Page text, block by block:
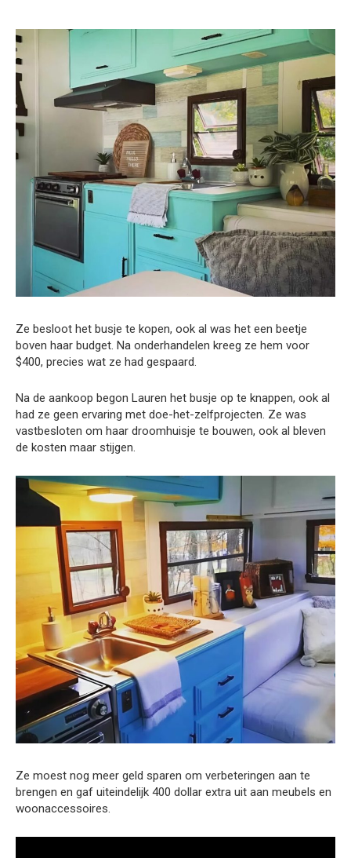
Ze besloot het busje te kopen, ook al was het een beetje
boven haar budget. Na onderhandelen kreeg ze hem voor
$400, precies wat ze had gespaard.
Na de aankoop begon Lauren het busje op te knappen, ook al
had ze geen ervaring met doe-het-zelfprojecten. Ze was
vastbesloten om haar droomhuisje te bouwen, ook al bleven
de kosten maar stijgen.
Ze moest nog meer geld sparen om verbeteringen aan te
brengen en gaf uiteindelijk 400 dollar extra uit aan meubels en
woonaccessoires.